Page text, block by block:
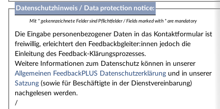
Datenschutzhinweis / Data protection notice:
Mit * gekennzeichnete Felder sind Pflichtfelder / Fields marked with * are mandatory
Die Eingabe personenbezogener Daten in das Kontaktformular ist
freiwillig, erleichtert den Feedbackbgleiter:innen jedoch die
Einleitung des Feedback-Klärungsprozesses.
Weitere Informationen zum Datenschutz können in unserer
Allgemeinen FeedbackPLUS Datenschutzerklärungund in unserer
Satzung(sowie für Beschäftigte in der Dienstvereinbarung)
nachgelesen werden.
/